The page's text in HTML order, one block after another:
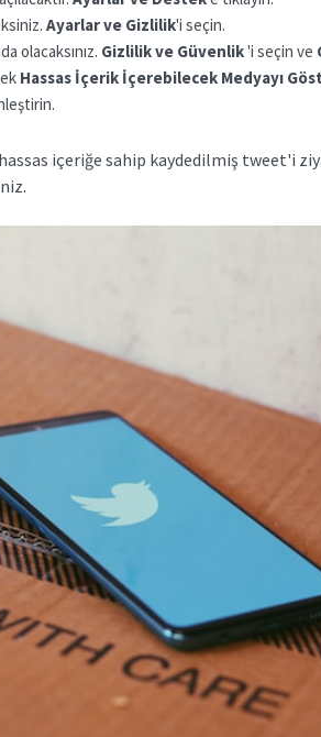
Ayarlar ve Gizlilik'i seçin.
olacaksınız. Gizlilik ve Güvenlik'i seçin ve
Hassas İçerik İçerebilecek Medyayı
içeriğe sahip kaydedilmiş tweet'i